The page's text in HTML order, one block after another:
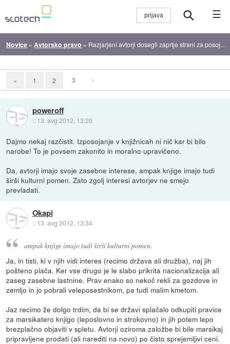
☰
Novice » Avtorsko pravo » Razjarjeni avtorji dosegli zaprtje strani za posojanje kindle/nook e-knjig
« 1 2 3 »
poweroff
:: 13. avg 2012, 13:20
Dajmo nekaj razčistit. Izposojanje v knjižnicah ni nič kar bi bilo
narobe! To je povsem zakonito in moralno upravičeno.
Da, avtorji imajo svoje zasebne interese, ampak knjige imajo tudi
širši kulturni pomen. Zato zgolj interesi avtorjev ne smejo
prevladati.
Okapi
:: 13. avg 2012, 13:34
ampak knjige imajo tudi širši kulturni pomen.
Ja, in tisti, ki v njih vidi interes (recimo država ali družba), naj jih
pošteno plača. Ker vse drugo je le slabo prikrita nacionalizacija ali
zaseg zasebne lastnine. Prav enako so nekoč rekli za gozdove in
zemljo in jo pobrali veleposestnikom, pa tudi malim kmetom.
Jaz recimo že dolgo trdim, da bi se državi splačalo odkupiti pravice
za marsikatero knjigo (leposlovno in strokovno) in jih potem lepo
brezplačno objaviti v spletu. Avtorji oziroma založbe bi bile marsikaj
pripravljene prodati (ali narediti na novo) po čisto sprejemljivi ceni.